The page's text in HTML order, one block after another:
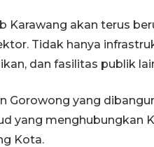
Karawang akan terus
Tidak hanya
dan fasilitas publik
Gorowong yang
yang menghubungkan
Kota.